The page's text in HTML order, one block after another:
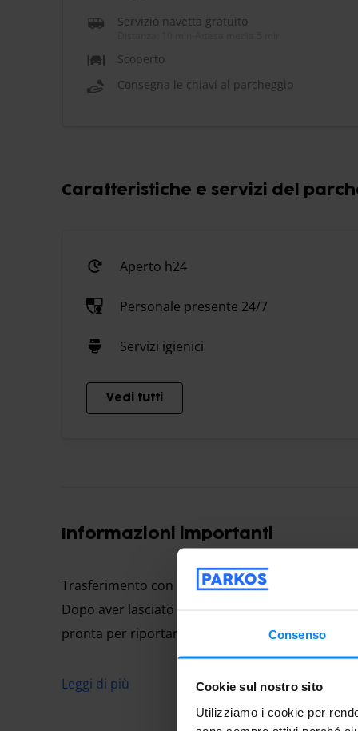
Consenso
Cookie sul nostro sito
Utilizziamo i cookie per
Servizio navetta gratuito
Scoperto
Consegna le chiavi al parcheggio
Caratteristiche e servizi del
Aperto h24
Personale presente 24/7
Servizi igienici
Vedi tutti
Informazioni importanti
Trasferimento con navetta
Dopo aver lasciato il veicolo, una navetta vi
pronta per riportarvi al parcheggio.
offre un'area di sosta
Leggi di più